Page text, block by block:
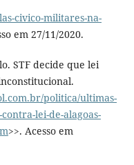
civico-militares-na-
em 27/11/2020.
STF decide que lei
politica/ultimas-
lei-de-alagoas-
>>. Acesso em